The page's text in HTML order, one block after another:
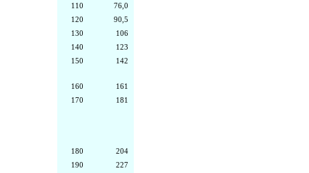
110
76,0
120
90,5
130
106
140
123
150
142
160
161
170
181
180
204
190
227